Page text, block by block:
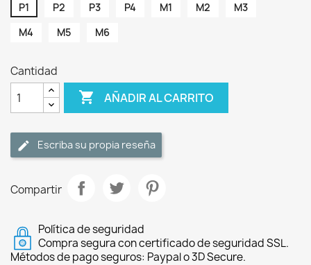
P1 P2 P3 P4 M1 M2
M3
M4
M5 M6
Cantidad
 AÑADIR AL CARRITO
Escriba su propia reseña
Compartir
Política de seguridad
Compra segura con certificado de seguridad SSL.
Métodos de pago seguros: Paypal o 3D Secure.